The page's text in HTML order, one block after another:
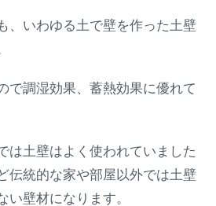
、いわゆる土で壁を作った土壁
で調湿効果、蓄熱効果に優れて
は土壁はよく使われていました
伝統的な家や部屋以外では土壁
い壁材になります。